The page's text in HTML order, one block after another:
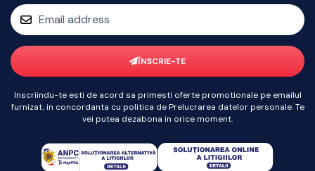
ÎNSCRIE-TE
Inscriindu-te esti de acord sa primesti oferte promotionale pe emailul
furnizat, in concordanta cu politica de Prelucrarea datelor personale. Te
vei putea dezabona in orice moment.